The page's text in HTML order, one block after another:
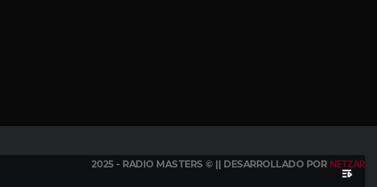
2025 - RADIO MASTERS © || DESARROLLADO POR NETZAR
playlist_play